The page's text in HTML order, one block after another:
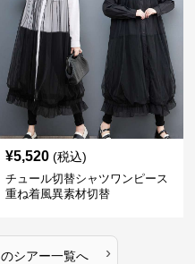
¥5,520 (税込)
チュール切替シャツワンピース
重ね着風異素材切替
のシアー一覧へ ›